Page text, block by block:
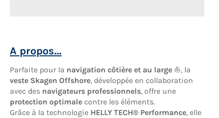
A propos...
Parfaite pour la navigation côtière et au large ⛵, la
veste Skagen Offshore, développée en collaboration
avec des navigateurs professionnels, offre une
protection optimale contre les éléments.
Grâce à la technologie HELLY TECH® Performance, elle